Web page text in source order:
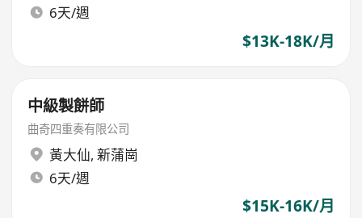
6天/週
$13K-18K/月
中級製餅師
曲奇四重奏有限公司
黃大仙, 新蒲崗
6天/週
$15K-16K/月